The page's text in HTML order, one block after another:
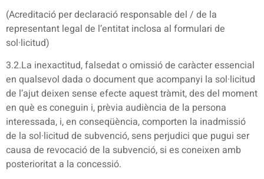
(Acreditació per declaració responsable del / de la
representant legal de l’entitat inclosa al formulari de
sol·licitud)
3.2.La inexactitud, falsedat o omissió de caràcter essencial
en qualsevol dada o document que acompanyi la sol·licitud
de l’ajut deixen sense efecte aquest tràmit, des del moment
en què es coneguin i, prèvia audiència de la persona
interessada, i, en conseqüència, comporten la inadmissió
de la sol·licitud de subvenció, sens perjudici que pugui ser
causa de revocació de la subvenció, si es coneixen amb
posterioritat a la concessió.